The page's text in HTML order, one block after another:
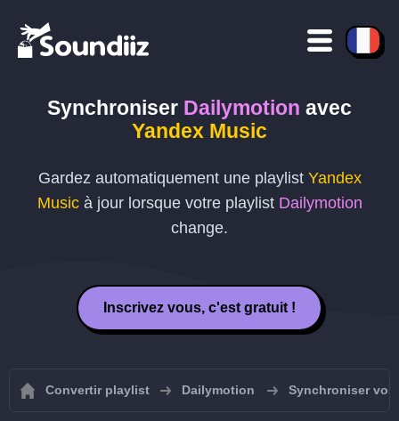
Synchroniser Dailymotion avec
Yandex Music
Gardez automatiquement une playlist Yandex
Musicà jour lorsque votre playlist Dailymotion
change.
Inscrivez vous, c'est gratuit !
Convertir playlist Dailymotion Synchroniser